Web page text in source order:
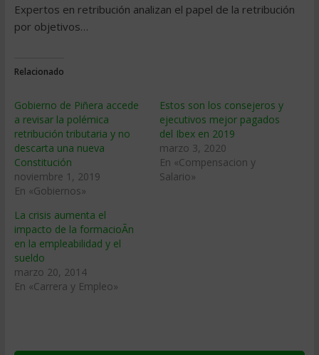
Expertos en retribución analizan el papel de la retribución
por objetivos…
Relacionado
Gobierno de Piñera accede
a revisar la polémica
retribución tributaria y no
descarta una nueva
Constitución
noviembre 1, 2019
En «Gobiernos»
Estos son los consejeros y
ejecutivos mejor pagados
del Ibex en 2019
marzo 3, 2020
En «Compensacion y
Salario»
La crisis aumenta el
impacto de la formacioÃn
en la empleabilidad y el
sueldo
marzo 20, 2014
En «Carrera y Empleo»